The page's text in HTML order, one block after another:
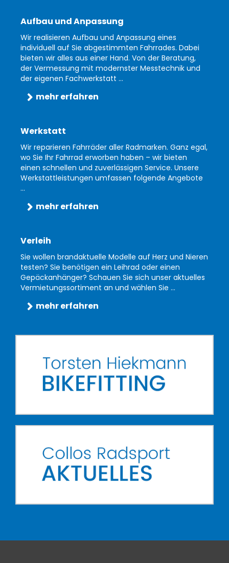
Aufbau und Anpassung
Wir realisieren Aufbau und Anpassung eines
individuell auf Sie abgestimmten Fahrrades. Dabei
bieten wir alles aus einer Hand. Von der Beratung,
der Vermessung mit modernster Messtechnik und
der eigenen Fachwerkstatt ...
mehr erfahren
Werkstatt
Wir reparieren Fahrräder aller Radmarken. Ganz egal,
wo Sie Ihr Fahrrad erworben haben – wir bieten
einen schnellen und zuverlässigen Service. Unsere
Werkstattleistungen umfassen folgende Angebote
...
mehr erfahren
Verleih
Sie wollen brandaktuelle Modelle auf Herz und Nieren
testen? Sie benötigen ein Leihrad oder einen
Gepäckanhänger? Schauen Sie sich unser aktuelles
Vermietungssortiment an und wählen Sie ...
mehr erfahren